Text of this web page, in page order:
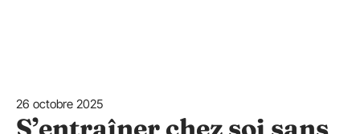
26 octobre 2025